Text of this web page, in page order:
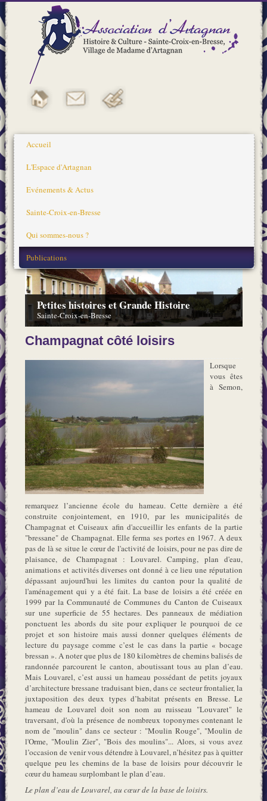
Accueil
L'Espace d'Artagnan
Evénements & Actus
Sainte-Croix-en-Bresse
Qui sommes-nous ?
Publications
Petites histoires et Grande Histoire
Sainte-Croix-en-Bresse
Champagnat côté loisirs
Lorsque
vous êtes
à Semon,
remarquez l’ancienne école du hameau. Cette dernière a été
construite conjointement, en 1910, par les municipalités de
Champagnat et Cuiseaux afin d'accueillir les enfants de la partie
"bressane" de Champagnat. Elle ferma ses portes en 1967. A deux
pas de là se situe le cœur de l'activité de loisirs, pour ne pas dire de
plaisance, de Champagnat : Louvarel. Camping, plan d'eau,
animations et activités diverses ont donné à ce lieu une réputation
dépassant aujourd'hui les limites du canton pour la qualité de
l'aménagement qui y a été fait. La base de loisirs a été créée en
1999 par la Communauté de Communes du Canton de Cuiseaux
sur une superficie de 55 hectares. Des panneaux de médiation
ponctuent les abords du site pour expliquer le pourquoi de ce
projet et son histoire mais aussi donner quelques éléments de
lecture du paysage comme c’est le cas dans la partie « bocage
bressan ». A noter que plus de 180 kilomètres de chemins balisés de
randonnée parcourent le canton, aboutissant tous au plan d’eau.
Mais Louvarel, c’est aussi un hameau possédant de petits joyaux
d’architecture bressane traduisant bien, dans ce secteur frontalier, la
juxtaposition des deux types d’habitat présents en Bresse. Le
hameau de Louvarel doit son nom au ruisseau "Louvaret" le
traversant, d'où la présence de nombreux toponymes contenant le
nom de "moulin" dans ce secteur : "Moulin Rouge", "Moulin de
l'Orme, "Moulin Zier", "Bois des moulins"... Alors, si vous avez
l’occasion de venir vous détendre à Louvarel, n’hésitez pas à quitter
quelque peu les chemins de la base de loisirs pour découvrir le
cœur du hameau surplombant le plan d’eau.
Le plan d’eau de Louvarel, au cœur de la base de loisirs.